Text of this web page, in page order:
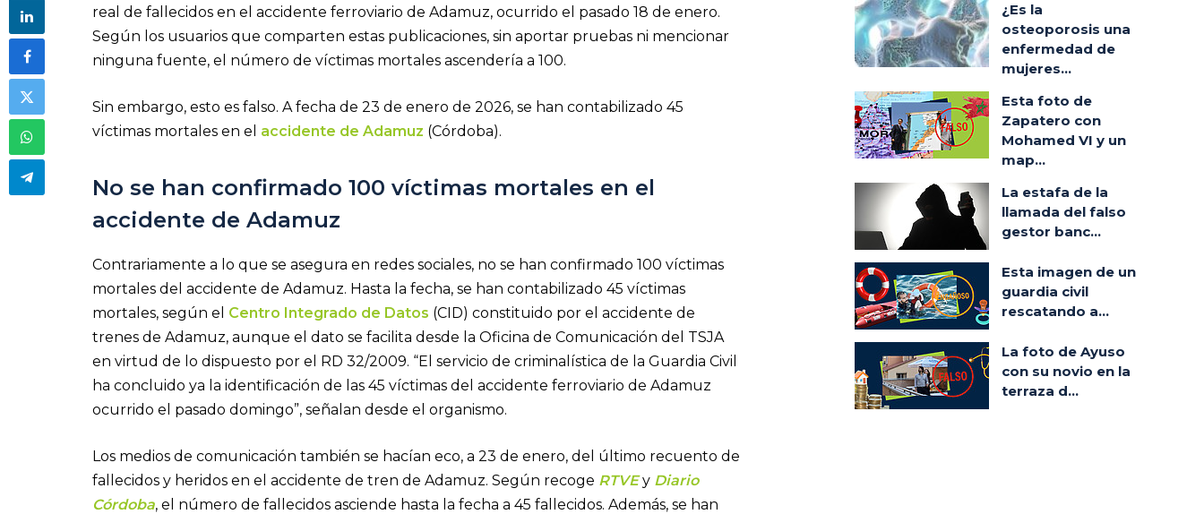
real de fallecidos en el accidente ferroviario de Adamuz, ocurrido el pasado 18 de enero.
Según los usuarios que comparten estas publicaciones, sin aportar pruebas ni mencionar
ninguna fuente, el número de víctimas mortales ascendería a 100.
Sin embargo, esto es falso. A fecha de 23 de enero de 2026, se han contabilizado 45
víctimas mortales en el accidente de Adamuz (Córdoba).
No se han confirmado 100 víctimas mortales en el
accidente de Adamuz
Contrariamente a lo que se asegura en redes sociales, no se han confirmado 100 víctimas
mortales del accidente de Adamuz. Hasta la fecha, se han contabilizado 45 víctimas
mortales, según el Centro Integrado de Datos (CID) constituido por el accidente de
trenes de Adamuz, aunque el dato se facilita desde la Oficina de Comunicación del TSJA
en virtud de lo dispuesto por el RD 32/2009. “El servicio de criminalística de la Guardia Civil
ha concluido ya la identificación de las 45 víctimas del accidente ferroviario de Adamuz
ocurrido el pasado domingo”, señalan desde el organismo.
Los medios de comunicación también se hacían eco, a 23 de enero, del último recuento de
fallecidos y heridos en el accidente de tren de Adamuz. Según recoge RTVEy Diario
Córdoba, el número de fallecidos asciende hasta la fecha a 45 fallecidos. Además, se han
¿Es la
osteoporosis una
enfermedad de
mujeres...
Esta foto de
Zapatero con
Mohamed VI y un
map...
La estafa de la
llamada del falso
gestor banc...
Esta imagen de un
guardia civil
rescatando a...
La foto de Ayuso
con su novio en la
terraza d...